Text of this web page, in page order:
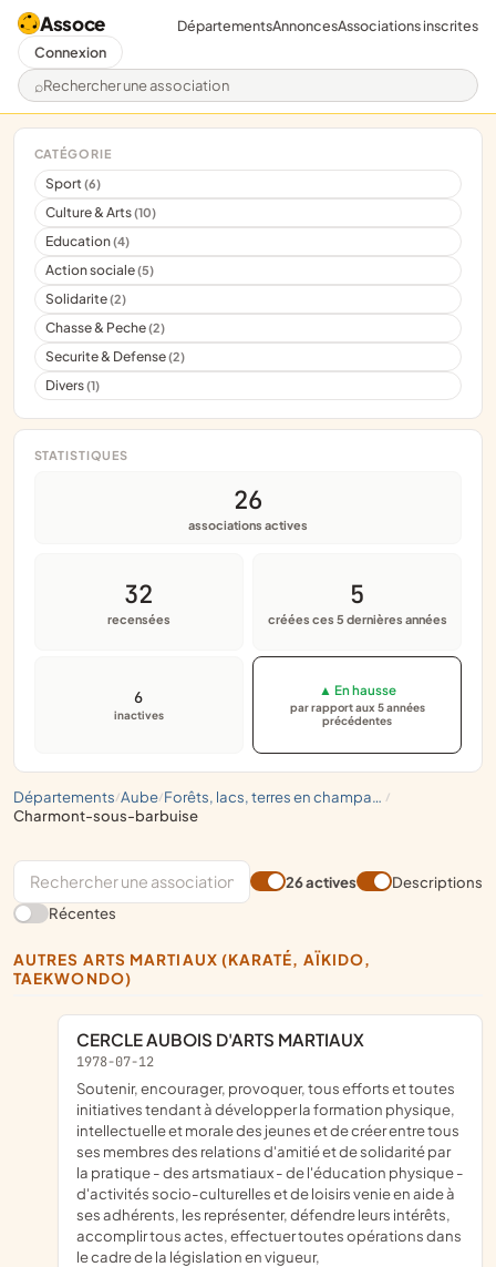
Assoce
Rechercher une association
DépartementsAnnoncesAssociations inscrites
Connexion
départements/ aube/ forêts, lacs, terres en champagne /
charmont-sous-barbuise
CATÉGORIE
Sport(6)
Culture & Arts(10)
Education(4)
Action sociale(5)
Solidarite(2)
Chasse & Peche(2)
Securite & Defense(2)
Divers(1)
STATISTIQUES
26
associations actives
32
recensées
5
créées ces 5 dernières années
6
inactives
▲ En hausse
par rapport aux 5 années
précédentes
26 actives
Descriptions
Récentes
AUTRES ARTS MARTIAUX (KARATÉ, AÏKIDO,
TAEKWONDO)
CERCLE AUBOIS D'ARTS MARTIAUX
1978-07-12
soutenir, encourager, provoquer, tous efforts et toutes
initiatives tendant à développer la formation physique,
intellectuelle et morale des jeunes et de créer entre tous
ses membres des relations d'amitié et de solidarité par
la pratique - des artsmatiaux - de l'éducation physique -
d'activités socio-culturelles et de loisirs venie en aide à
ses adhérents, les représenter, défendre leurs intérêts,
accomplir tous actes, effectuer toutes opérations dans
le cadre de la législation en vigueur,